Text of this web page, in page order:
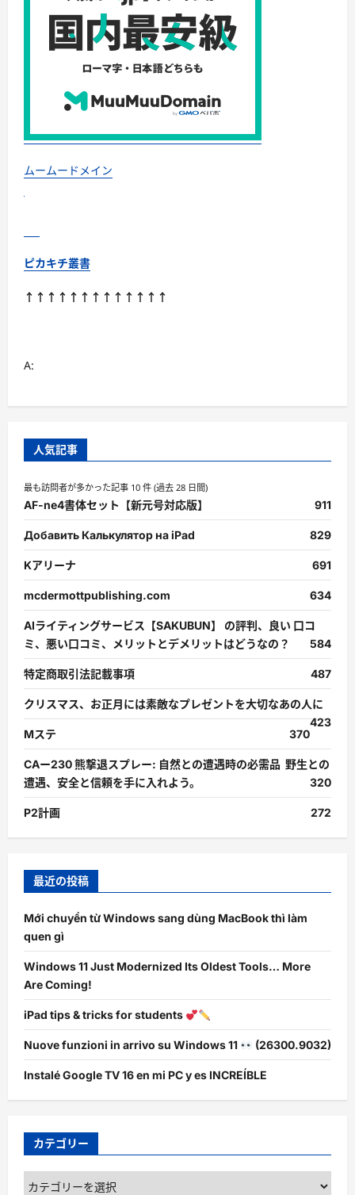
数
100
種！
ポ
ー
レ
ギ
ス
に
ムームードメイン
ピカキチ叢書
↑↑↑↑↑↑↑↑↑↑↑↑↑
A:
人気記事
最も訪問者が多かった記事 10 件 (過去 28 日間)
AF-ne4書体セット【新元号対応版】 911
Добавить Калькулятор на iPad 829
Kアリーナ 691
mcdermottpublishing.com 634
AIライティングサービス【SAKUBUN】 の評判、良い 口コ
ミ、悪い口コミ、メリットとデメリットはどうなの？
584
特定商取引法記載事項 487
クリスマス、お正月には素敵なプレゼントを大切なあの人に
423
Mステ
370
CAー230 熊撃退スプレー: 自然との遭遇時の必需品 野生との
遭遇、安全と信頼を手に入れよう。
320
P2計画 272
最近の投稿
Mới chuyển từ Windows sang dùng MacBook thì làm
quen gì
Windows 11 Just Modernized Its Oldest Tools… More
Are Coming!
iPad tips & tricks for students
Nuove funzioni in arrivo su Windows 11 (26300.9032)
Instalé Google TV 16 en mi PC y es INCREÍBLE
カテゴリー
カ